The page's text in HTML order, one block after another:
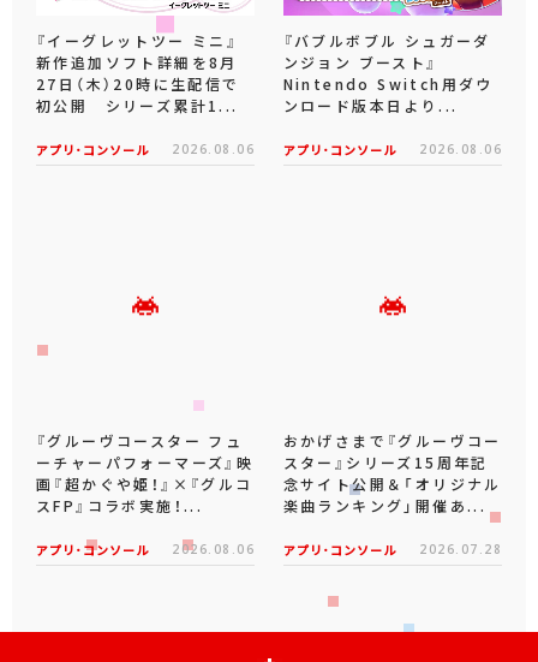
『イーグレットツー ミニ』
新作追加ソフト詳細を8月
27日（木）20時に生配信で
初公開 シリーズ累計1...
アプリ･コンソール 2026.08.06
『バブルボブル シュガーダ
ンジョン ブースト』
Nintendo Switch用ダウ
ンロード版本日より...
アプリ･コンソール 2026.08.06
『グルーヴコースター フュ
ーチャーパフォーマーズ』映
画『超かぐや姫！』×『グルコ
スFP』コラボ実施！...
アプリ･コンソール 2026.08.06
おかげさまで『グルーヴコー
スター』シリーズ15周年記
念サイト公開＆「オリジナル
楽曲ランキング」開催あ...
アプリ･コンソール 2026.07.28